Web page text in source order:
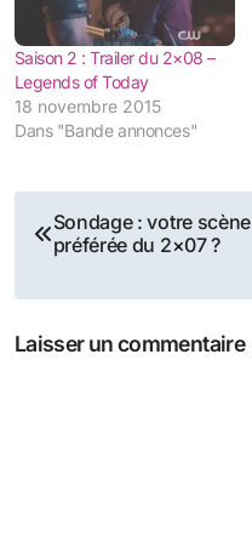
Saison 2 : Trailer du 2×08 –
Legends of Today
18 novembre 2015
Dans "Bande annonces"
Navigation
de
l’article
Sondage : votre scène
préférée du 2×07 ?
Laisser un commentaire